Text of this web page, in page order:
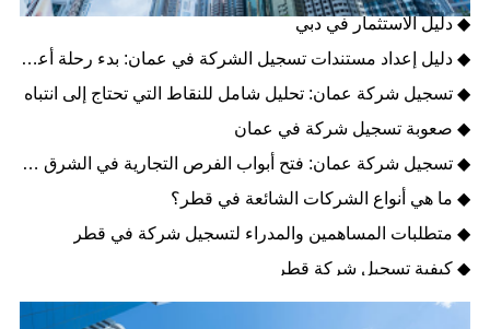
◆ دليل الاستثمار في دبي
◆ دليل إعداد مستندات تسجيل الشركة في عمان: بدء رحلة أعمال جديدة في الخليج
◆ تسجيل شركة عمان: تحليل شامل للنقاط التي تحتاج إلى انتباه
◆ صعوبة تسجيل شركة في عمان
◆ تسجيل شركة عمان: فتح أبواب الفرص التجارية في الشرق الأوسط
◆ ما هي أنواع الشركات الشائعة في قطر؟
◆ متطلبات المساهمين والمدراء لتسجيل شركة في قطر
◆ كيفية تسجيل شركة قطر